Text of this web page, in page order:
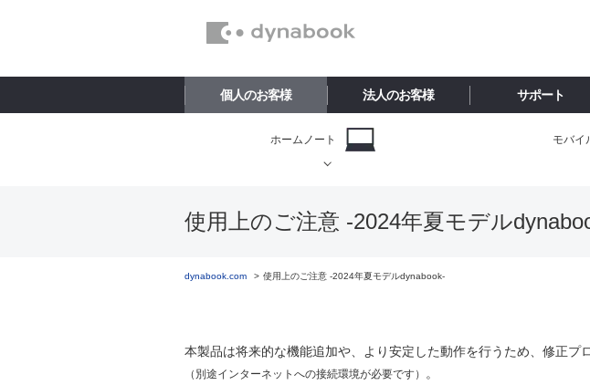
個人のお客様 法人のお客様 サポート
ホームノート モバイ
使用上のご注意 -2024年夏モデル
dynabook.com 使用上のご注意 -2024年夏モデルdynabook-
本製品は将来的な機能追加や、より安定した動作を行うため、修正プ
（別途インターネットへの接続環境が必要です） 。